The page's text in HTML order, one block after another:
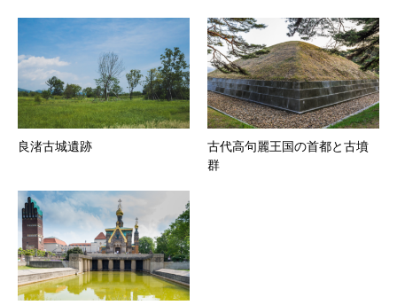
良渚古城遺跡
古代高句麗王国の首都と古墳
群